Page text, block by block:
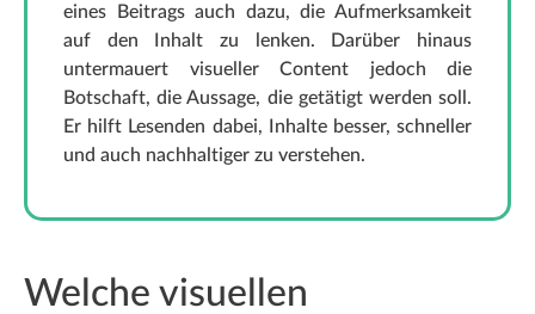
eines Beitrags auch dazu, die Aufmerksamkeit
auf den Inhalt zu lenken. Darüber hinaus
untermauert visueller Content jedoch die
Botschaft, die Aussage, die getätigt werden soll.
Er hilft Lesenden dabei, Inhalte besser, schneller
und auch nachhaltiger zu verstehen.
Welche visuellen